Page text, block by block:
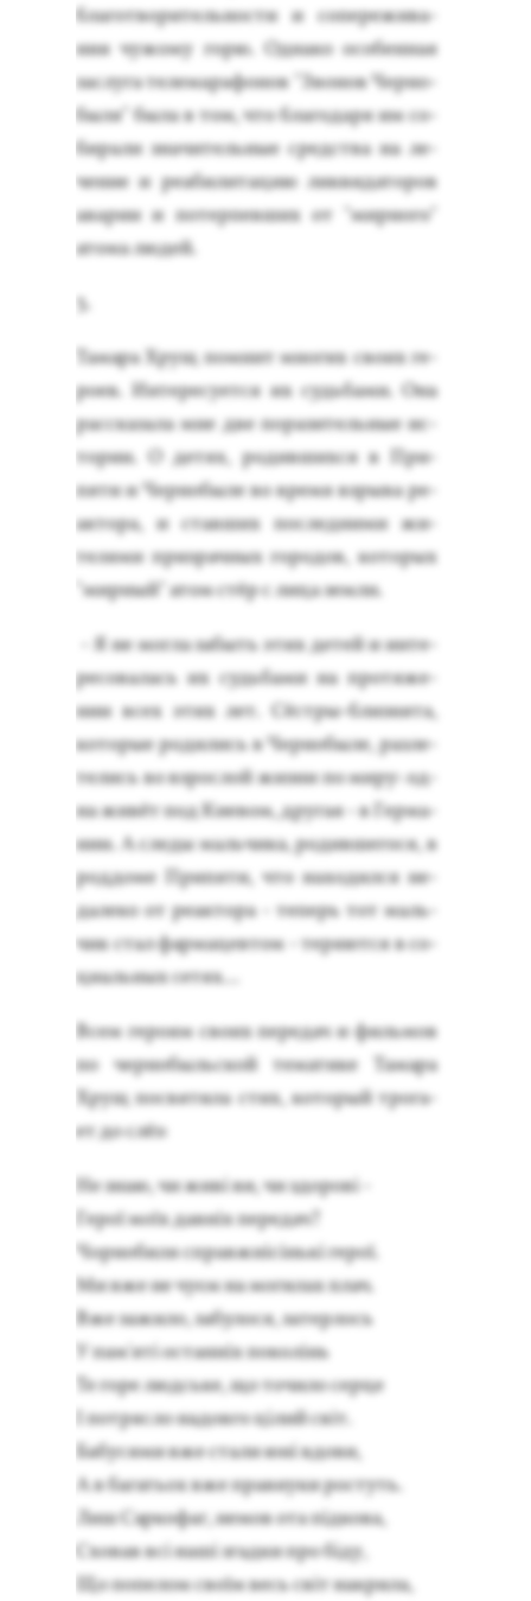
бла­гот­во­ритель­нос­ти и со­пере­жива­
ния чу­жому го­рю. Од­на­ко осо­бен­ная
зас­лу­га те­лема­рафо­нов "Зво­нов Чер­но­
быля" бы­ла в том, что бла­года­ря им со­
бира­ли зна­читель­ные средс­тва на ле­
чение и ре­аби­лита­цию лик­ви­дато­ров
ава­рии и по­тер­певших от "мир­но­го"
ато­ма лю­дей.
3.
Та­мара Хрущ пом­нит мно­гих сво­их ге­
ро­ев. Ин­те­ресу­ет­ся их судь­ба­ми. Она
рас­ска­зала мне две по­рази­тель­ные ис­
то­рии. О де­тях, ро­див­шихся в При­
пяти и Чер­но­быле во вре­мя взры­ва ре­
ак­то­ра, и став­ших пос­ледни­ми жи­
теля­ми приз­рачных го­родов, ко­торых
"мир­ный" атом стёр с ли­ца зем­ли.
- Я не мог­ла за­быть этих де­тей и ин­те­
ресо­валась их судь­ба­ми на про­тяже­
нии всех этих лет. Сёс­тры-близ­ня­та,
ко­торые ро­дились в Чер­но­быле, раз­ле­
телись во взрос­лой жиз­ни по ми­ру: од­
на жи­вёт под Ки­евом, дру­гая - в Гер­ма­
нии. А сле­ды маль­чи­ка, ро­див­ше­гося, в
род­до­ме При­пяти, что на­ходил­ся не­
дале­ко от ре­ак­то­ра - те­перь тот маль­
чик стал фар­ма­цев­том - те­ря­ют­ся в со­
ци­аль­ных се­тях...
Всем ге­ро­ям сво­их пе­редач и филь­мов
по чер­но­быль­ской те­мати­ке Та­мара
Хрущ пос­вя­тила стих, ко­торый тро­га­
ет до слёз:
Не знаю, чи живі ви, чи здо­рові -
Ге­рої моїх давніх пе­редач?
Чор­но­биля справжнісінькі ге­рої.
Ми вже не чуєм на мо­гилах плач.
Вже за­жило, за­було­ся, за­тер­лось
У пам'яті ос­танніх по­колінь
Те го­ре людсь­ке, що то­чило сер­це
І пот­рясло на­дов­го цілий світ.
Ба­буся­ми вже ста­ли юні вдо­ви,
А в ба­гать­ох вже прав­ну­ки рос­туть.
Лиш Сар­ко­фаг, не­мов ота підко­ва,
Схо­вав всі наші згад­ки про біду,
Що по­пелом своїм весь світ нак­ри­ла,